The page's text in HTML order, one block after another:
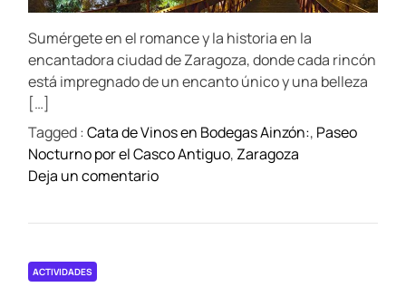
s
d
e
n
d
í
e
d
i
m
e
Sumérgete en el romance y la historia en la
encantadora ciudad de Zaragoza, donde cada rincón
está impregnado de un encanto único y una belleza
[…]
Tagged :Cata de Vinos en Bodegas Ainzón:, Paseo
Nocturno por el Casco Antiguo, Zaragoza
Deja un comentarioo
V
ACTIVIDADES